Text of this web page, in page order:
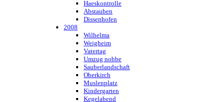
Haeskontrolle
Abstauben
Dissenhofen
2008
Wilhelma
Weigheim
Vatertag
Umzug nobbe
Sauberlandschaft
Oberkirch
Muslenplatz
Kindergarten
Kegelabend